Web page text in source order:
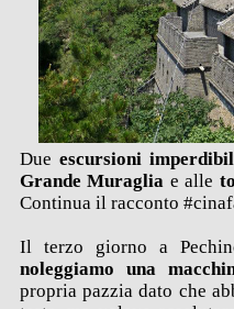
Due escursioni
Grande Muraglia e alle
Continua il racconto
Il terzo giorno a
noleggiamo una
propria pazzia dato che